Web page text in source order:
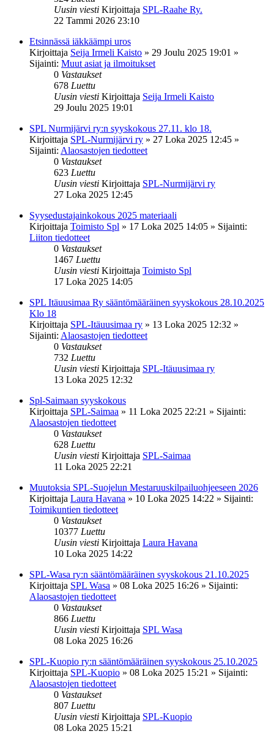
Uusin viesti Kirjoittaja SPL-Raahe Ry.
22 Tammi 2026 23:10
Etsinnässä iäkkäämpi uros
Kirjoittaja Seija Irmeli Kaisto » 29 Joulu 2025 19:01 »
Sijainti: Muut asiat ja ilmoitukset
0 Vastaukset
678 Luettu
Uusin viesti Kirjoittaja Seija Irmeli Kaisto
29 Joulu 2025 19:01
SPL Nurmijärvi ry:n syyskokous 27.11. klo 18.
Kirjoittaja SPL-Nurmijärvi ry » 27 Loka 2025 12:45 »
Sijainti: Alaosastojen tiedotteet
0 Vastaukset
623 Luettu
Uusin viesti Kirjoittaja SPL-Nurmijärvi ry
27 Loka 2025 12:45
Syysedustajainkokous 2025 materiaali
Kirjoittaja Toimisto Spl » 17 Loka 2025 14:05 » Sijainti:
Liiton tiedotteet
0 Vastaukset
1467 Luettu
Uusin viesti Kirjoittaja Toimisto Spl
17 Loka 2025 14:05
SPL Itäuusimaa Ry sääntömääräinen syyskokous 28.10.2025
Klo 18
Kirjoittaja SPL-Itäuusimaa ry » 13 Loka 2025 12:32 »
Sijainti: Alaosastojen tiedotteet
0 Vastaukset
732 Luettu
Uusin viesti Kirjoittaja SPL-Itäuusimaa ry
13 Loka 2025 12:32
Spl-Saimaan syyskokous
Kirjoittaja SPL-Saimaa » 11 Loka 2025 22:21 » Sijainti:
Alaosastojen tiedotteet
0 Vastaukset
628 Luettu
Uusin viesti Kirjoittaja SPL-Saimaa
11 Loka 2025 22:21
Muutoksia SPL-Suojelun Mestaruuskilpailuohjeeseen 2026
Kirjoittaja Laura Havana » 10 Loka 2025 14:22 » Sijainti:
Toimikuntien tiedotteet
0 Vastaukset
10377 Luettu
Uusin viesti Kirjoittaja Laura Havana
10 Loka 2025 14:22
SPL-Wasa ry:n sääntömääräinen syyskokous 21.10.2025
Kirjoittaja SPL Wasa » 08 Loka 2025 16:26 » Sijainti:
Alaosastojen tiedotteet
0 Vastaukset
866 Luettu
Uusin viesti Kirjoittaja SPL Wasa
08 Loka 2025 16:26
SPL-Kuopio ry:n sääntömääräinen syyskokous 25.10.2025
Kirjoittaja SPL-Kuopio » 08 Loka 2025 15:21 » Sijainti:
Alaosastojen tiedotteet
0 Vastaukset
807 Luettu
Uusin viesti Kirjoittaja SPL-Kuopio
08 Loka 2025 15:21